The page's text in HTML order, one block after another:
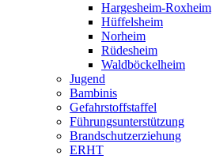
Hargesheim-Roxheim
Hüffelsheim
Norheim
Rüdesheim
Waldböckelheim
Jugend
Bambinis
Gefahrstoffstaffel
Führungsunterstützung
Brandschutzerziehung
ERHT